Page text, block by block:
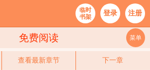
临时
书架
登录 注册
免费阅读 菜单
查看最新章节 下一章